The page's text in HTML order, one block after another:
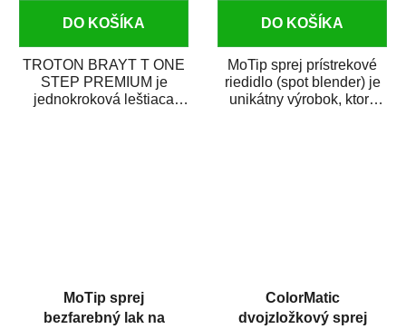
DO KOŠÍKA
TROTON BRAYT T ONE
STEP PREMIUM je
jednokroková leštiaca
DO KOŠÍKA
MoTip sprej prístrekové
riedidlo (spot blender) je
unikátny výrobok, ktorý
MoTip sprej
bezfarebný lak na
ColorMatic
dvojzložkový sprej